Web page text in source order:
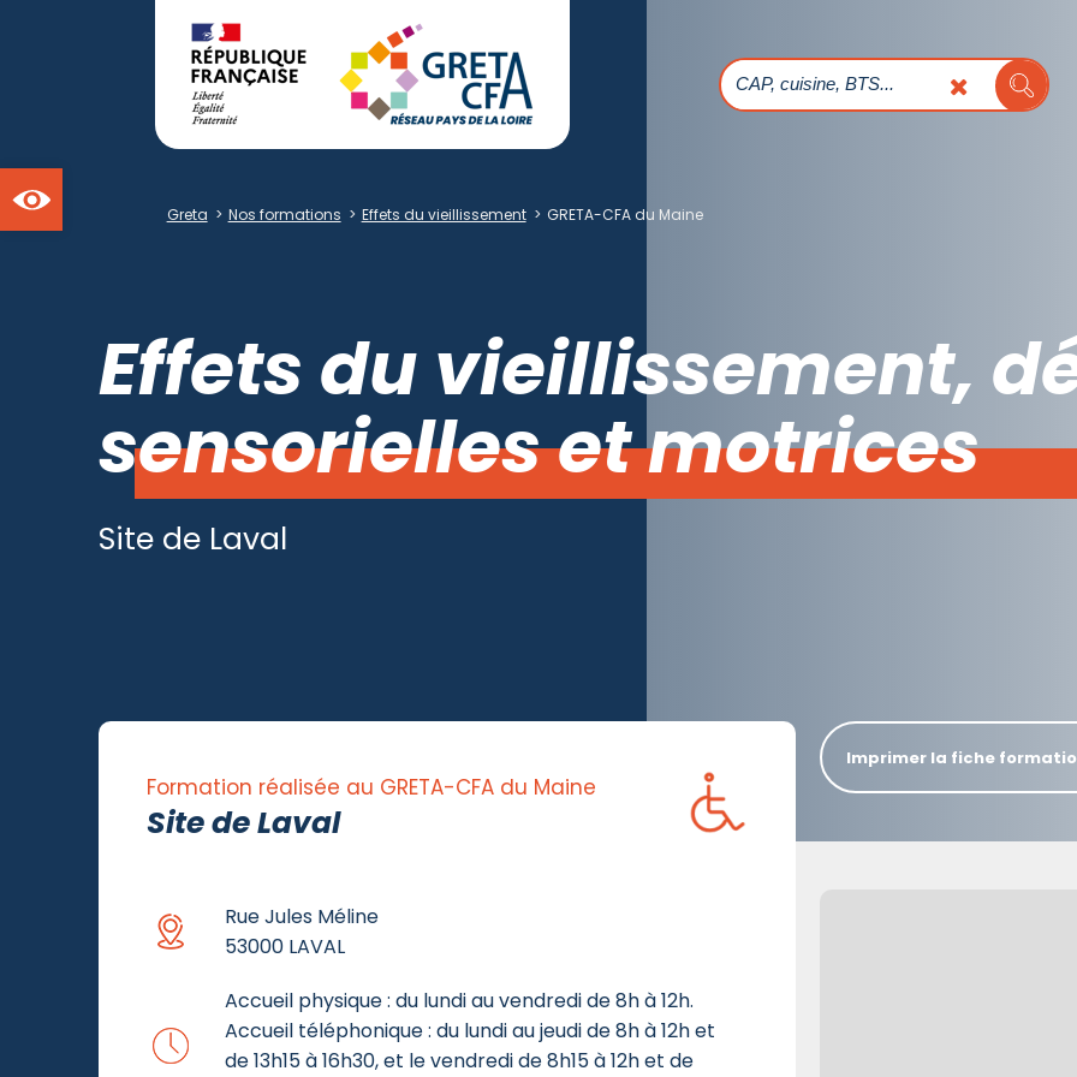
Greta > Nos formations > Effets du vieillissement > GRETA-CFA du Maine
Effets du vieillissement,
sensorielles et motrices
Site de Laval
Formation réalisée au GRETA-CFA du Maine
Site de Laval
Rue Jules Méline
53000 LAVAL
Accueil physique : du lundi au vendredi de 8h à 12h.
Accueil téléphonique : du lundi au jeudi de 8h à 12h et
de 13h15 à 16h30, et le vendredi de 8h15 à 12h et de
Imprimer la fiche
Ouvrir la barre d'outils